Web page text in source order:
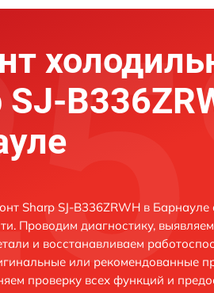
SJ-
Sharp SJ-B336ZRWH в Барнауле
Проводим диагностику,
и восстанавливаем
или рекомендованные
проверку всех функций и